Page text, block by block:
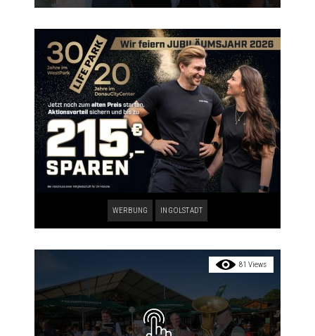
WERBUNG INGOLSTADT
81 Views